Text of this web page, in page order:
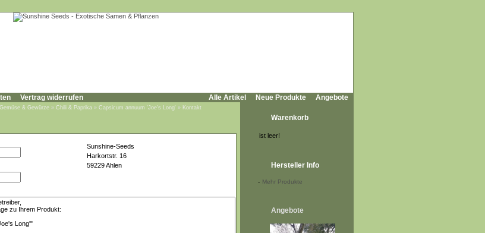
Vertrag widerrufen Alle Artikel Neue Produkte Angebote
Gemüse & Gewürze » Chili & Paprika » Capsicum annuum 'Joe's Long' » Kontakt
Sunshine-Seeds
Harkortstr. 16
59229 Ahlen
Warenkorb
ist leer!
Hersteller Info
- Mehr Produkte
Angebote